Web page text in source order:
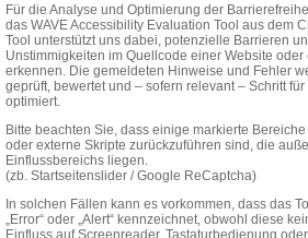
Für die Analyse und Optimierung der
das WAVE Accessibility Evaluation Tool aus dem
Tool unterstützt uns dabei, potenzielle Barrieren
Unstimmigkeiten im Quellcode einer Website
erkennen. Die gemeldeten Hinweise und Fehler
geprüft, bewertet und – sofern relevant – Schritt
optimiert.
Bitte beachten Sie, dass einige markierte
oder externe Skripte zurückzuführen sind, die
Einflussbereichs liegen.
(zb. Startseitenslider / Google ReCaptcha)
In solchen Fällen kann es vorkommen, dass das
„Error“ oder „Alert“ kennzeichnet, obwohl diese
Einfluss auf Screenreader, Tastaturbedienung